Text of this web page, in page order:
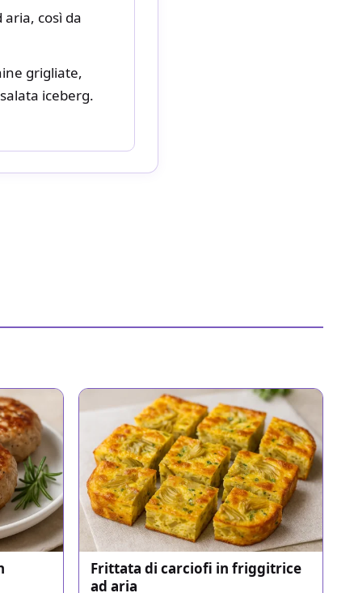
così da
grigliate,
iceberg.
Frittata di carciofi in friggitrice
ad aria